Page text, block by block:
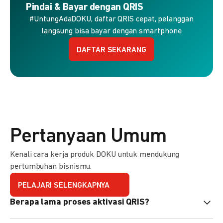
Pindai & Bayar dengan QRIS
#UntungAdaDOKU, daftar QRIS cepat, pelanggan
langsung bisa bayar dengan smartphone
DAFTAR SEKARANG
Pertanyaan Umum
Kenali cara kerja produk DOKU untuk mendukung
pertumbuhan bisnismu.
PELAJARI SELENGKAPNYA
Berapa lama proses aktivasi QRIS?